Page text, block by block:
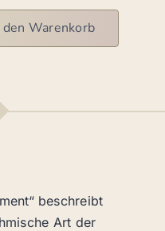
den Warenkorb
beschreibt
Art der